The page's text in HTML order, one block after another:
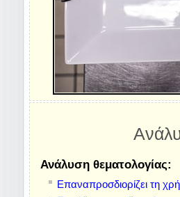
Ανάλυση θεματολογίας:
Επαναπροσδιορίζει τη